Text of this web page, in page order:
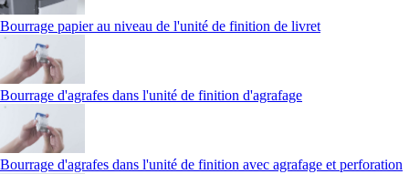
Bourrage papier au niveau de l'unité de finition de livret
Bourrage d'agrafes dans l'unité de finition d'agrafage
Bourrage d'agrafes dans l'unité de finition avec agrafage et perforation